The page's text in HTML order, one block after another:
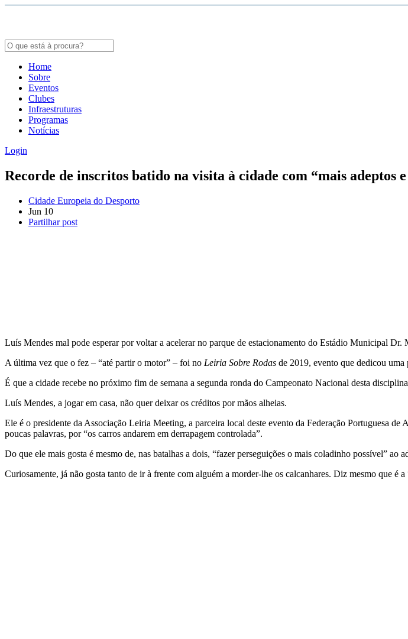
Home
Sobre
Eventos
Clubes
Infraestruturas
Programas
Notícias
Login
Recorde de inscritos batido na visita à cidade com “mais adeptos
Cidade Europeia do Desporto
Jun 10
Partilhar post
Creatine supplementation meta-analysis -
Hypertrophy Adaptations Review -
Luís Mendes mal pode esperar por voltar a acelerar no parque de estacionamento do Estádio Municipal Dr.
A última vez que o fez – “até partir o motor” – foi no Leiria Sobre Rodas de 2019, evento que dedicou
É que a cidade recebe no próximo fim de semana a segunda ronda do Campeonato Nacional desta
Luís Mendes, a jogar em casa, não quer deixar os créditos por mãos alheias.
Ele é o presidente da Associação Leiria Meeting, a parceira local deste evento da Federação Portuguesa
poucas palavras, por “os carros andarem em derrapagem controlada”.
Do que ele mais gosta é mesmo de, nas batalhas a dois, “fazer perseguições o mais coladinho possível” ao
Curiosamente, já não gosta tanto de ir à frente com alguém a morder-lhe os calcanhares. Diz mesmo que é